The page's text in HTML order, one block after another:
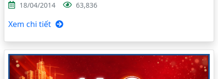
18/04/2014 63,836
Xem chi tiết